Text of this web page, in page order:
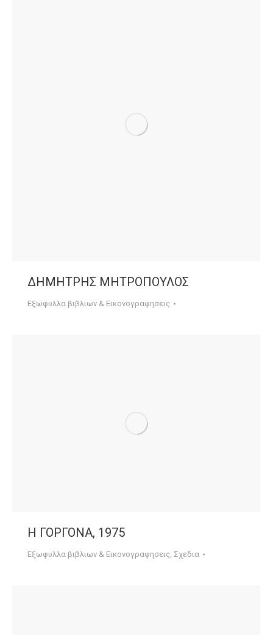
ΔΗΜΗΤΡΗΣ ΜΗΤΡΟΠΟΥΛΟΣ
Εξωφυλλα βιβλιων & Εικονογραφησεις
Η ΓΟΡΓΟΝΑ, 1975
Εξωφυλλα βιβλιων & Εικονογραφησεις, Σχεδια